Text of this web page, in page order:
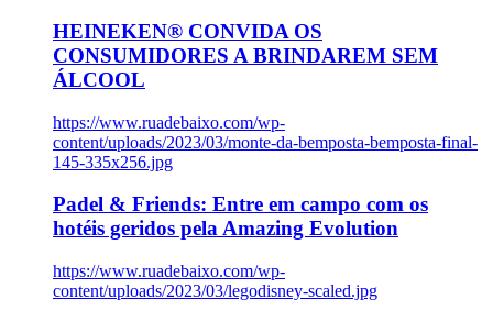
HEINEKEN® CONVIDA OS
CONSUMIDORES A BRINDAREM SEM
ÁLCOOL
https://www.ruadebaixo.com/wp-
content/uploads/2023/03/monte-da-bemposta-bemposta-final-
145-335x256.jpg
Padel & Friends: Entre em campo com os
hotéis geridos pela Amazing Evolution
https://www.ruadebaixo.com/wp-
content/uploads/2023/03/legodisney-scaled.jpg